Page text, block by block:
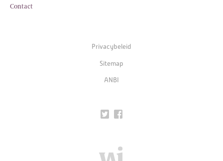
Contact
Privacybeleid
Sitemap
ANBI
Twitter